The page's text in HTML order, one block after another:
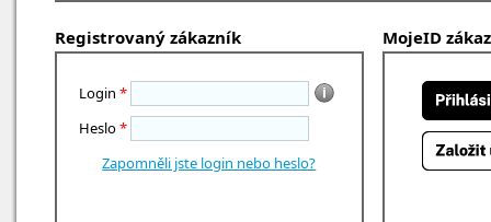
Registrovaný zákazník
Login *
Heslo*
Zapomněli jste login nebo heslo?
MojeID